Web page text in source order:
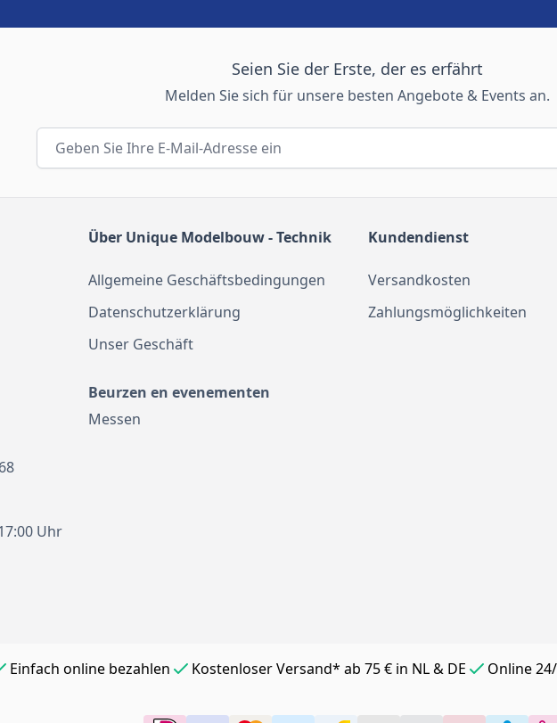
Seien Sie der Erste, der es erfährt
Melden Sie sich für unsere besten Angebote & Events an.
E-Mail-Adresse
Uhr
Über Unique Modelbouw - Technik
Allgemeine Geschäftsbedingungen
Datenschutzerklärung
Unser Geschäft
Beurzen en evenementen
Messen
Kundendienst
Versandkosten
Zahlungsmöglichkeiten
Einfach online bezahlen Kostenloser Versand* ab 75 € in NL & DE Online